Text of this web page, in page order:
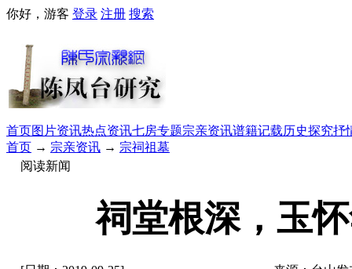
你好，游客 登录 注册 搜索
首页图片资讯热点资讯七房专题宗亲资讯谱籍记载历史探究抒
首页 → 宗亲资讯 → 宗祠祖墓
阅读新闻
祠堂根深，玉